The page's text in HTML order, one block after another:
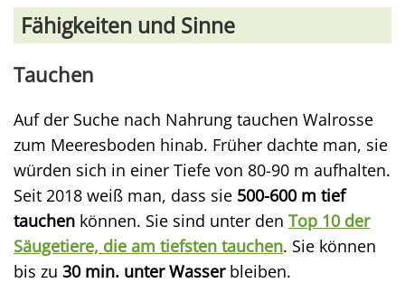
Fähigkeiten und Sinne
Tauchen
Auf der Suche nach Nahrung tauchen Walrosse
zum Meeresboden hinab. Früher dachte man, sie
würden sich in einer Tiefe von 80-90 m aufhalten.
Seit 2018 weiß man, dass sie 500-600 m tief
tauchen können. Sie sind unter den Top 10 der
Säugetiere, die am tiefsten tauchen. Sie können
bis zu 30 min. unter Wasserbleiben.